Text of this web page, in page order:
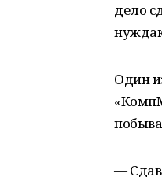
дело
Один
—